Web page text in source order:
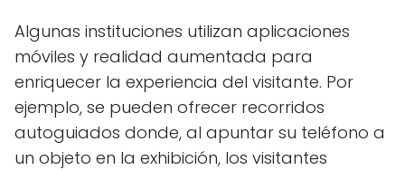
Algunas instituciones utilizan aplicaciones
móviles y realidad aumentada para
enriquecer la experiencia del visitante. Por
ejemplo, se pueden ofrecer recorridos
autoguiados donde, al apuntar su teléfono a
un objeto en la exhibición, los visitantes